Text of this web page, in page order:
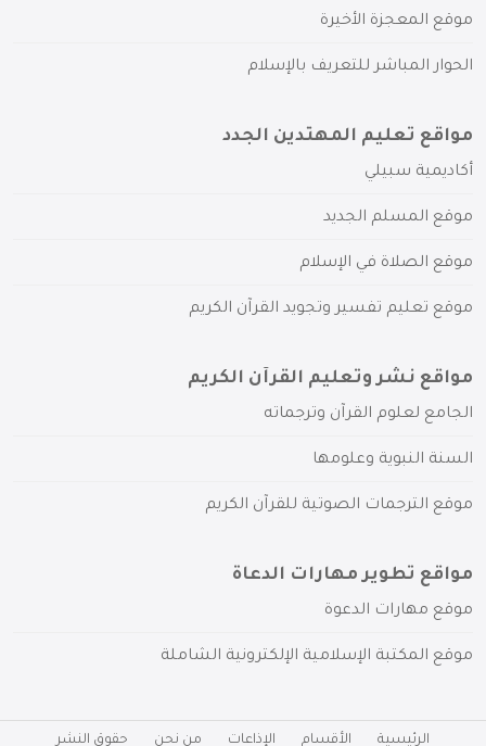
موقع المعجزة الأخيرة
الحوار المباشر للتعريف بالإسلام
مواقع تعليم المهتدين الجدد
أكاديمية سبيلي
موقع المسلم الجديد
موقع الصلاة في الإسلام
موقع تعليم تفسير وتجويد القرآن الكريم
مواقع نشر وتعليم القرآن الكريم
الجامع لعلوم القرآن وترجماته
السنة النبوية وعلومها
موقع الترجمات الصوتية للقرآن الكريم
مواقع تطوير مهارات الدعاة
موقع مهارات الدعوة
موقع المكتبة الإسلامية الإلكترونية الشاملة
الرئيسية الأقسام الإذاعات من نحن حقوق النشر